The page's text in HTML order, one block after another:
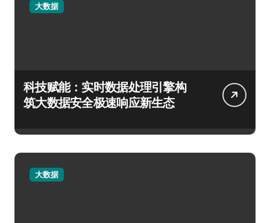
大数据
科技赋能：实时数据处理引擎构
筑大数据安全极速响应新生态
大数据